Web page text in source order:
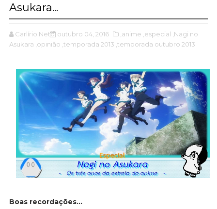
Asukara...
Carlírio Neto outubro 04, 2016 ,anime ,especial ,Nagi no
Asukara ,opinião ,temporada 2013 ,temporada outubro 2013
Boas recordações...